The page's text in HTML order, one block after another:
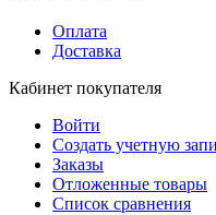
Оплата
Доставка
Кабинет покупателя
Войти
Создать учетную
Заказы
Отложенные товары
Список сравнения